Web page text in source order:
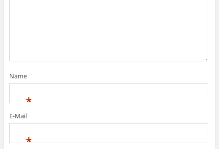
Name
*
E-Mail
*